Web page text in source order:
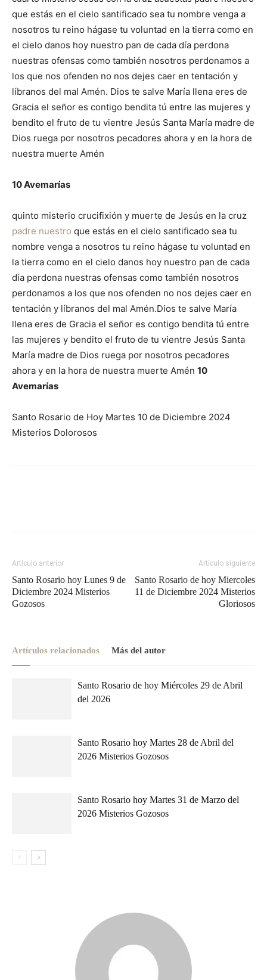
que estás en el cielo santificado sea tu nombre venga a
nosotros tu reino hágase tu voluntad en la tierra como en
el cielo danos hoy nuestro pan de cada día perdona
nuestras ofensas como también nosotros perdonamos a
los que nos ofenden no nos dejes caer en tentación y
líbranos del mal Amén. Dios te salve María llena eres de
Gracia el señor es contigo bendita tú entre las mujeres y
bendito el fruto de tu vientre Jesús Santa María madre de
Dios ruega por nosotros pecadores ahora y en la hora de
nuestra muerte Amén
10 Avemarías
quinto misterio crucifixión y muerte de Jesús en la cruz
padre nuestro que estás en el cielo santificado sea tu
nombre venga a nosotros tu reino hágase tu voluntad en
la tierra como en el cielo danos hoy nuestro pan de cada
día perdona nuestras ofensas como también nosotros
perdonamos a los que nos ofenden no nos dejes caer en
tentación y líbranos del mal Amén.Dios te salve María
llena eres de Gracia el señor es contigo bendita tú entre
las mujeres y bendito el fruto de tu vientre Jesús Santa
María madre de Dios ruega por nosotros pecadores
ahora y en la hora de nuestra muerte Amén 10
Avemarías
Santo Rosario de Hoy Martes 10 de Diciembre 2024
Misterios Dolorosos
Artículo anterior
Santo Rosario hoy Lunes 9 de
Diciembre 2024 Misterios
Gozosos
Artículo siguiente
Santo Rosario de hoy Miercoles
11 de Diciembre 2024 Misterios
Gloriosos
Artículos relacionados Más del autor
Santo Rosario de hoy Miércoles 29 de Abril
del 2026
Santo Rosario hoy Martes 28 de Abril del
2026 Misterios Gozosos
Santo Rosario hoy Martes 31 de Marzo del
2026 Misterios Gozosos